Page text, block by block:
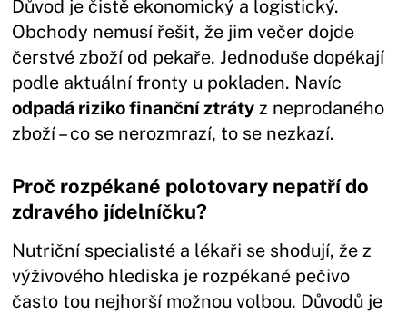
Důvod je čistě ekonomický a logistický.
Obchody nemusí řešit, že jim večer dojde
čerstvé zboží od pekaře. Jednoduše dopékají
podle aktuální fronty u pokladen. Navíc
odpadá riziko finanční ztráty z neprodaného
zboží – co se nerozmrazí, to se nezkazí.
Proč rozpékané polotovary nepatří do
zdravého jídelníčku?
Nutriční specialisté a lékaři se shodují, že z
výživového hlediska je rozpékané pečivo
často tou nejhorší možnou volbou. Důvodů je